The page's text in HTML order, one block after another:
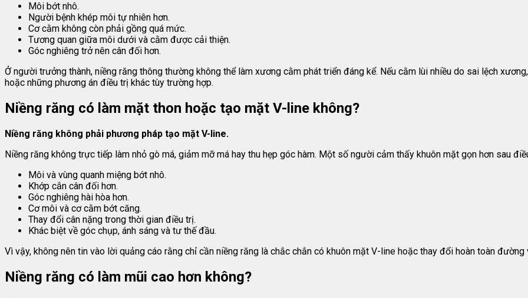
Môi bớt nhô.
Người bệnh khép môi tự nhiên hơn.
Cơ cằm không còn phải gồng quá mức.
Tương quan giữa môi dưới và cằm được cải thiện.
Góc nghiêng trở nên cân đối hơn.
Ở người trưởng thành, niềng răng thông thường không thể làm xương cằm phát triển đáng kể. Nếu cằm lùi nhiều do sai lệch
hoặc những phương án điều trị khác tùy trường hợp.
Niềng răng có làm mặt thon hoặc tạo mặt V-line không?
Niềng răng không phải phương pháp tạo mặt V-line.
Niềng răng không trực tiếp làm nhỏ gò má, giảm mỡ má hay thu hẹp góc hàm. Một số người cảm thấy khuôn mặt gọn hơn sau
Môi và vùng quanh miệng bớt nhô.
Khớp cắn cân đối hơn.
Góc nghiêng hài hòa hơn.
Cơ môi và cơ cằm bớt căng.
Thay đổi cân nặng trong thời gian điều trị.
Khác biệt về góc chụp, ánh sáng và tư thế đầu.
Vì vậy, không nên tin vào lời quảng cáo rằng chỉ cần niềng răng là chắc chắn có khuôn mặt V-line hoặc thay đổi hoàn toàn đường
Niềng răng có làm mũi cao hơn không?